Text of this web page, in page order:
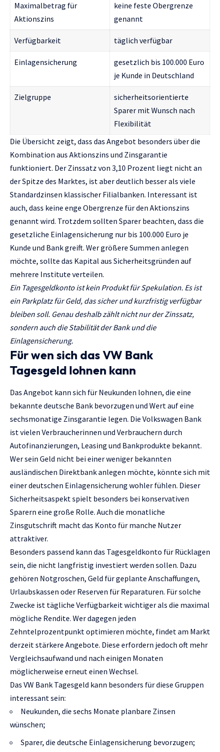
Maximalbetrag für
Aktionszins
keine feste Obergrenze
genannt
Verfügbarkeit täglich verfügbar
Einlagensicherung
gesetzlich bis 100.000 Euro
je Kunde in Deutschland
Zielgruppe
sicherheitsorientierte
Sparer mit Wunsch nach
Flexibilität
Die Übersicht zeigt, dass das Angebot besonders über die
Kombination aus Aktionszins und Zinsgarantie
funktioniert. Der Zinssatz von 3,10 Prozent liegt nicht an
der Spitze des Marktes, ist aber deutlich besser als viele
Standardzinsen klassischer Filialbanken. Interessant ist
auch, dass keine enge Obergrenze für den Aktionszins
genannt wird. Trotzdem sollten Sparer beachten, dass die
gesetzliche Einlagensicherung nur bis 100.000 Euro je
Kunde und Bank greift. Wer größere Summen anlegen
möchte, sollte das Kapital aus Sicherheitsgründen auf
mehrere Institute verteilen.
Ein Tagesgeldkonto ist kein Produkt für Spekulation. Es ist
ein Parkplatz für Geld, das sicher und kurzfristig verfügbar
bleiben soll. Genau deshalb zählt nicht nur der Zinssatz,
sondern auch die Stabilität der Bank und die
Einlagensicherung.
Für wen sich das VW Bank
Tagesgeld lohnen kann
Das Angebot kann sich für Neukunden lohnen, die eine
bekannte deutsche Bank bevorzugen und Wert auf eine
sechsmonatige Zinsgarantie legen. Die Volkswagen Bank
ist vielen Verbraucherinnen und Verbrauchern durch
Autofinanzierungen, Leasing und Bankprodukte bekannt.
Wer sein Geld nicht bei einer weniger bekannten
ausländischen Direktbank anlegen möchte, könnte sich mit
einer deutschen Einlagensicherung wohler fühlen. Dieser
Sicherheitsaspekt spielt besonders bei konservativen
Sparern eine große Rolle. Auch die monatliche
Zinsgutschrift macht das Konto für manche Nutzer
attraktiver.
Besonders passend kann das Tagesgeldkonto für Rücklagen
sein, die nicht langfristig investiert werden sollen. Dazu
gehören Notgroschen, Geld für geplante Anschaffungen,
Urlaubskassen oder Reserven für Reparaturen. Für solche
Zwecke ist tägliche Verfügbarkeit wichtiger als die maximal
mögliche Rendite. Wer dagegen jeden
Zehntelprozentpunkt optimieren möchte, findet am Markt
derzeit stärkere Angebote. Diese erfordern jedoch oft mehr
Vergleichsaufwand und nach einigen Monaten
möglicherweise erneut einen Wechsel.
Das VW Bank Tagesgeld kann besonders für diese Gruppen
interessant sein:
Neukunden, die sechs Monate planbare Zinsen
wünschen;
Sparer, die deutsche Einlagensicherung bevorzugen;